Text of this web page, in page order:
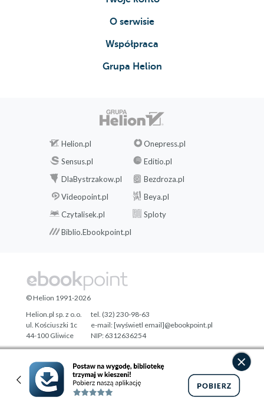
O serwisie
Współpraca
Grupa Helion
Helion.pl
Onepress.pl
Sensus.pl
Editio.pl
DlaBystrzakow.pl
Bezdroza.pl
Videopoint.pl
Beya.pl
Czytalisek.pl
Sploty
Biblio.Ebookpoint.pl
Designed with ♥ byTonik.pl
© Helion 1991-2026
Helion.pl sp. z o.o.
ul. Kościuszki 1c
44-100 Gliwice
tel. (32) 230-98-63
e-mail:[wyświetl email]@ebookpoint.pl
NIP: 6312636254
Regon: 241989027
Pełna wersja strony »